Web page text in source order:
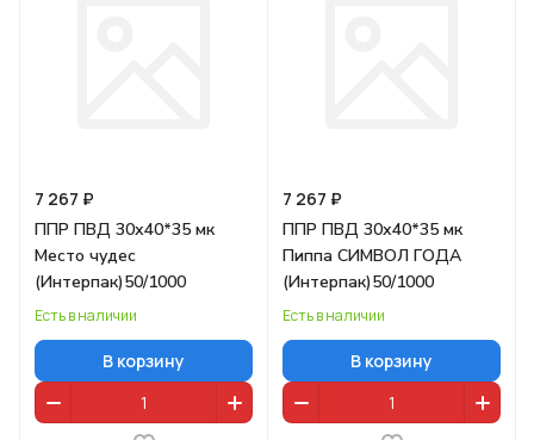
7 267 ₽
ППР ПВД 30х40*35 мк
Место чудес
(Интерпак)50/1000
Есть в наличии
В корзину
7 267 ₽
ППР ПВД 30х40*35 мк
Пиппа СИМВОЛ ГОДА
(Интерпак)50/1000
Есть в наличии
В корзину